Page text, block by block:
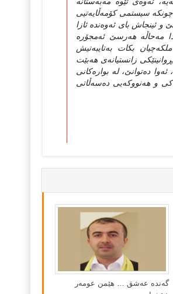
سیستمی كۆمه‌ڵایه‌تیی‌
ئینجاش بای‌ ئه‌وه‌نده‌ ئازا
مه‌حاڵه‌ هه‌رسێ‌ ئه‌مجۆره‌
بكات به‌تایبه‌تیش
زانستیانه‌ی‌ هه‌بێت
ده‌توانێ‌، له‌ بواره‌كانی‌
و هه‌نووكه‌یی‌ ده‌سه‌ڵاتی‌
گه‌نده‌ عه‌شق … هێمن عومه‌ر